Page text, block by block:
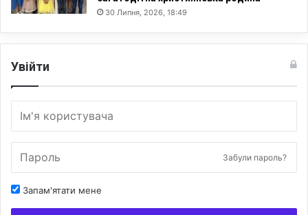
30 Липня, 2026, 18:49
Увійти
Забули пароль?
Запам'ятати мене